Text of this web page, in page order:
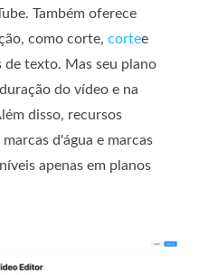
Também oferece
como corte, cortee
de texto. Mas seu plano
do vídeo e na
disso, recursos
d'água e marcas
apenas em planos